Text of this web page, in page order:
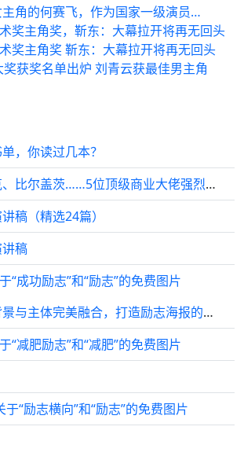
角的何赛飞，作为国家一级演员…
奖主角奖，靳东：大幕拉开将再无回头
奖主角奖 靳东：大幕拉开将再无回头
获奖名单出炉 刘青云获最佳男主角
，你读过几本？
乔布斯、马斯克、比尔盖茨……5位顶级商业大佬强烈推荐的人生之书！
稿（精选24篇）
稿
“成功励志”和“励志”的免费图片
【实战教程】背景与主体完美融合，打造励志海报的秘诀！
“减肥励志”和“减肥”的免费图片
“励志横向”和“励志”的免费图片